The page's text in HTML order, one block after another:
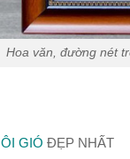
Hoa văn, đường nét
GIÓ ĐẸP NHẤT